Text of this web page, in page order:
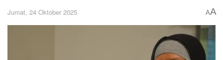
Jumat, 24 Oktober 2025 AA